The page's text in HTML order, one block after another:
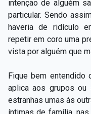
intenção de alguém
particular. Sendo
haveria de ridículo
repetir em coro uma
vista por alguém que
Fique bem
aplica aos grupos ou
estranhas umas às